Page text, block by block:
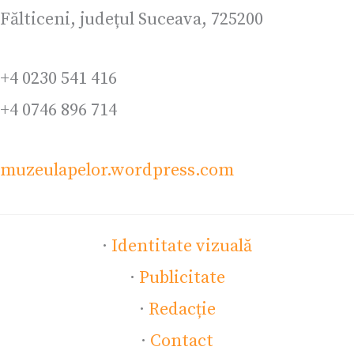
Fălticeni, județul Suceava, 725200
+4 0230 541 416
+4 0746 896 714
muzeulapelor.wordpress.com
· Identitate vizuală
· Publicitate
· Redacție
· Contact